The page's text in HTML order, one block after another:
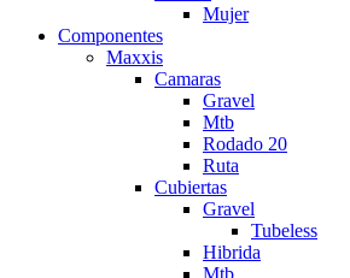
Mujer
Componentes
Maxxis
Camaras
Gravel
Mtb
Rodado 20
Ruta
Cubiertas
Gravel
Tubeless
Hibrida
Mtb